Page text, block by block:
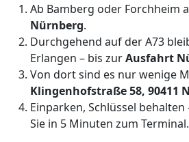
Ab Bamberg oder Forchheim
Nürnberg.
Durchgehend auf der A73
Erlangen – bis zurAusfahrt
Von dort sind es nur wenige
Klingenhofstraße 58, 90411
Einparken, Schlüssel
Sie in 5 Minuten zum Terminal.